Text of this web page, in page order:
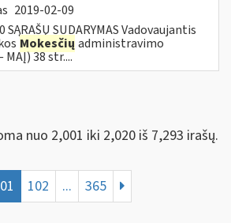
2019-02-09
SĄRAŠŲ SUDARYMAS Vadovaujantis
Mokesčių administravimo
38 str....
nuo 2,001 iki 2,020 iš 7,293 irašų.
102 ... 365